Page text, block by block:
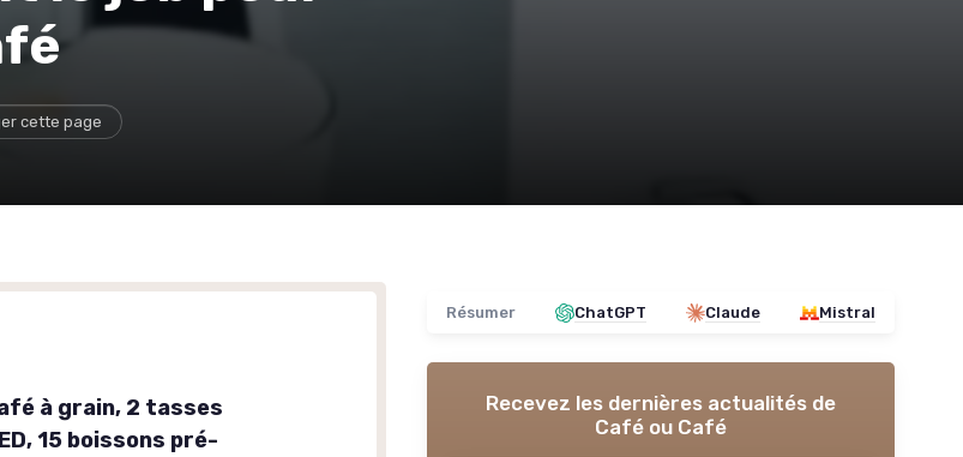
cette page
à grain, 2 tasses
15 boissons pré-
Résumer ChatGPT Claude Mistral
Recevez les dernières actualités de
Café ou Café